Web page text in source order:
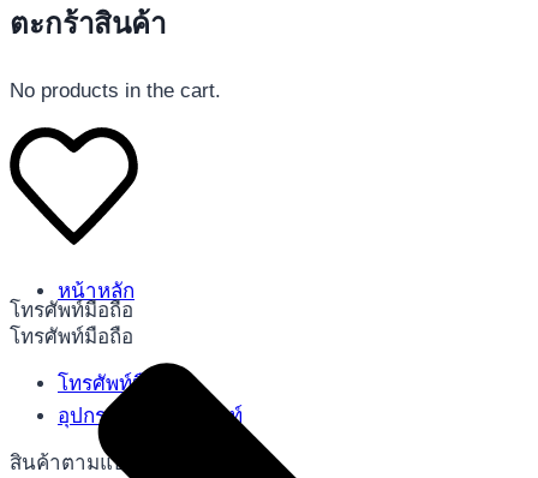
โทรศัพท์มือถือ
โทรศัพท์มือถือ
โทรศัพท์มือถือ
อุปกรณ์เสริมโทรศัพท์
สินค้าตามแบรนด์
ตะกร้าสินค้า
No products in the cart.
หน้าหลัก